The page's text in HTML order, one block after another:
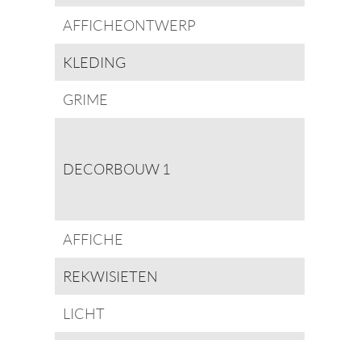
AFFICHEONTWERP
KLEDING
GRIME
DECORBOUW 1
AFFICHE
REKWISIETEN
LICHT